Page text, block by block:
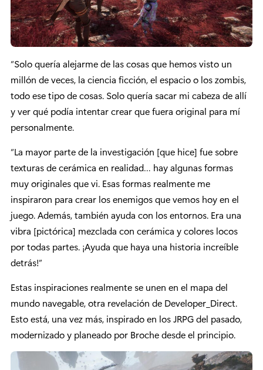
“Solo quería alejarme de las cosas que hemos visto un
millón de veces, la ciencia ficción, el espacio o los zombis,
todo ese tipo de cosas. Solo quería sacar mi cabeza de allí
y ver qué podía intentar crear que fuera original para mí
personalmente.
“La mayor parte de la investigación [que hice] fue sobre
texturas de cerámica en realidad… hay algunas formas
muy originales que vi. Esas formas realmente me
inspiraron para crear los enemigos que vemos hoy en el
juego. Además, también ayuda con los entornos. Era una
vibra [pictórica] mezclada con cerámica y colores locos
por todas partes. ¡Ayuda que haya una historia increíble
detrás!”
Estas inspiraciones realmente se unen en el mapa del
mundo navegable, otra revelación de Developer_Direct.
Esto está, una vez más, inspirado en los JRPG del pasado,
modernizado y planeado por Broche desde el principio.